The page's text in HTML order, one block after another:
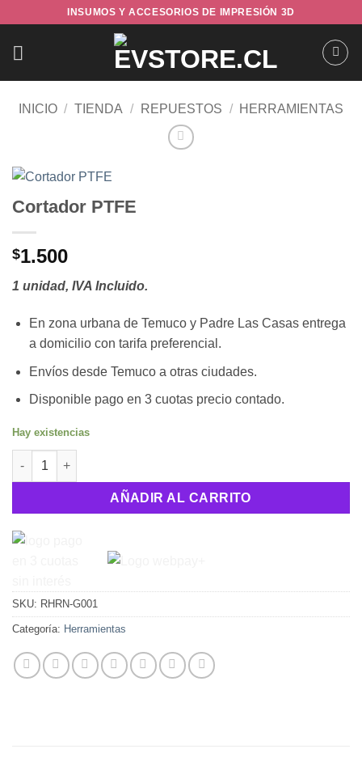
contenido
INSUMOS Y ACCESORIOS DE IMPRESIÓN 3D
INICIO / TIENDA / REPUESTOS / HERRAMIENTAS
Cortador PTFE
$1.500
1 unidad, IVA Incluido.
En zona urbana de Temuco y Padre Las Casas entrega
a domicilio con tarifa preferencial.
Envíos desde Temuco a otras ciudades.
Disponible pago en 3 cuotas precio contado.
Hay existencias
Cortador PTFE cantidad
AÑADIR AL CARRITO
SKU: RHRN-G001
Categoría: Herramientas